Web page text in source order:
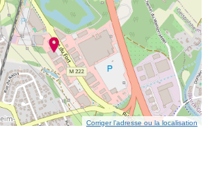
Corriger l’adresse ou la localisation